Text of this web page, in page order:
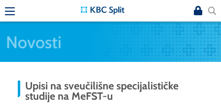
Novosti
Upisi na sveučilišne specijalističke
studije na MeFST-u